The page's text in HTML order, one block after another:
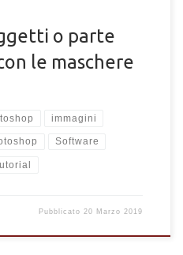
o parte
le maschere
immagini
Software
Pubblicato 20 Marzo 2019